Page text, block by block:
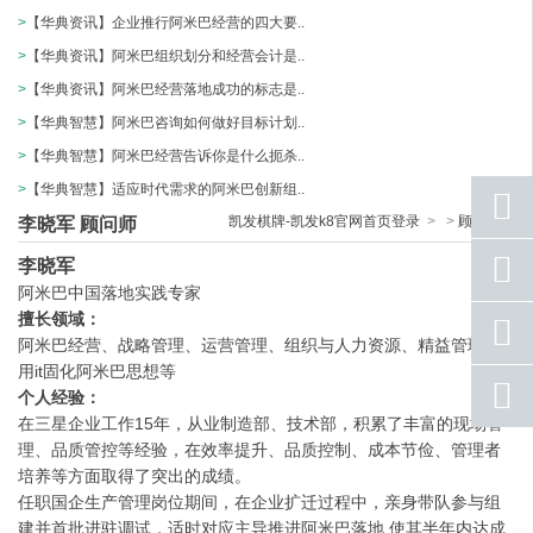
> 【华典资讯】企业推行阿米巴经营的四大要..
> 【华典资讯】阿米巴组织划分和经营会计是..
> 【华典资讯】阿米巴经营落地成功的标志是..
> 【华典智慧】阿米巴咨询如何做好目标计划..
> 【华典智慧】阿米巴经营告诉你是什么扼杀..
> 【华典智慧】适应时代需求的阿米巴创新组..
李晓军 顾问师 凯发棋牌-凯发k8官网首页登录 > > 顾问团队
李晓军
阿米巴中国落地实践专家
擅长领域：
阿米巴经营、战略管理、运营管理、组织与人力资源、精益管理、
用it固化阿米巴思想等
个人经验：
在三星企业工作15年，从业制造部、技术部，积累了丰富的现场管
理、品质管控等经验，在效率提升、品质控制、成本节俭、管理者
培养等方面取得了突出的成绩。
任职国企生产管理岗位期间，在企业扩迁过程中，亲身带队参与组
建并首批进驻调试，适时对应主导推进阿米巴落地,使其半年内达成
座机
手机
qq
返回